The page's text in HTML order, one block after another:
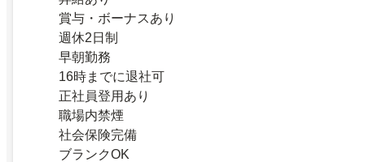
賞与・ボーナスあり
週休2日制
早朝勤務
16時までに退社可
正社員登用あり
職場内禁煙
社会保険完備
ブランクOK